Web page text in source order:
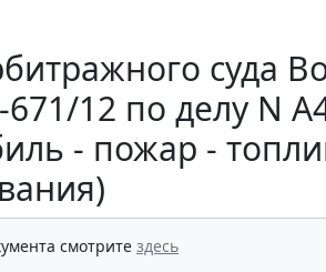
суда
12 по делу N
- пожар -
смотрите здесь